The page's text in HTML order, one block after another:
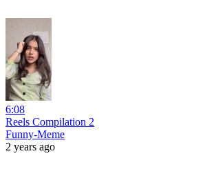
6:08
Reels Compilation 2
Funny-Meme
2 years ago